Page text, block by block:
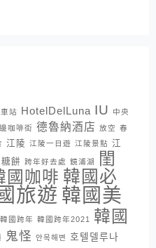
站 HotelDelLuna IU
中央
咖啡街 德魯納酒店 放空 春
江陵 江陵一日遊 江陵景點 江
糖餅 跨年好去處 鏡浦湖
閨
國咖啡 韓國必
旅遊 韓國美
韓國跨年 韓國跨年2021
韓國
鬼怪 안목해변 호텔델루나